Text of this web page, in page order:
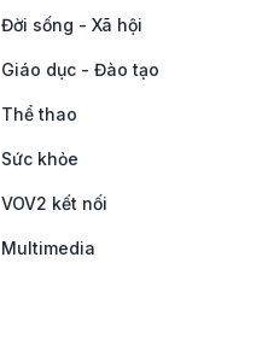
Đời sống - Xã hội
Giáo dục - Đào tạo
Thể thao
Sức khỏe
VOV2 kết nối
Multimedia